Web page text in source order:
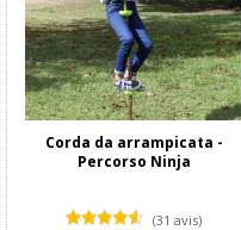
Corda da arrampicata -
Percorso Ninja
(31 avis)